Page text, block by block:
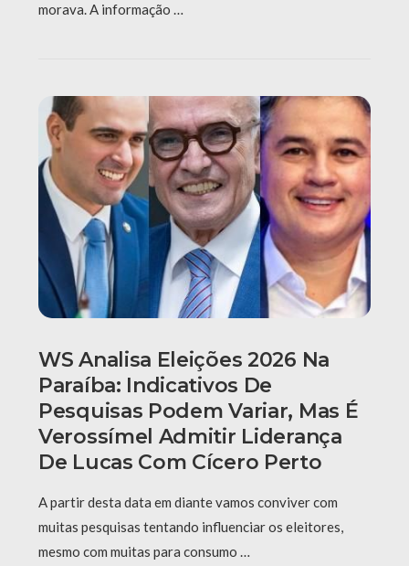
morava. A informação …
WS Analisa Eleições 2026 Na
Paraíba: Indicativos De
Pesquisas Podem Variar, Mas É
Verossímel Admitir Liderança
De Lucas Com Cícero Perto
A partir desta data em diante vamos conviver com
muitas pesquisas tentando influenciar os eleitores,
mesmo com muitas para consumo …